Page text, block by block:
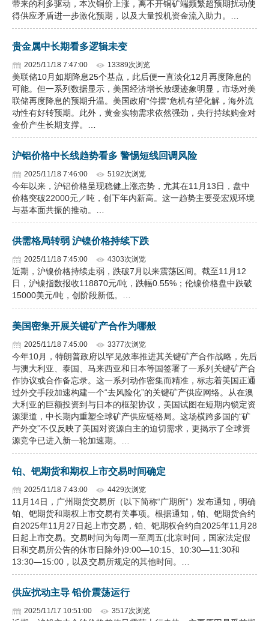
带来的利多驱动，本次铜价上涨，离不开铜矿端频繁超预期扰动使
得供应矛盾进一步激化预期，以及大量投机资金流入助力。…
贵金属中长期看多逻辑未变
2025/11/18 7:47:00 13389次浏览
美联储10月如期降息25个基点，此后便一直淡化12月再度降息的
可能。但一系列数据显示，美国经济增长放缓迹象明显，市场对美
联储再度降息的预期升温。美国政府“停摆”危机有望化解，海外流
动性有好转预期。此外，黄金实物需求依然强劲，央行持续购金对
金价产生长期支撑。…
沪铝价格中长线趋势看多 警惕短线回调风险
2025/11/18 7:46:00 5192次浏览
今年以来，沪铝价格呈现稳健上涨态势，尤其在11月13日，盘中
价格突破22000元／吨，创下年内新高。这一趋势主要受宏观环境
与基本面共振的推动。…
供需格局转弱 沪镍价格持续下跌
2025/11/18 7:45:00 4303次浏览
近期，沪镍价格持续走弱，跌破7月以来震荡区间。截至11月12
日，沪镍指数报收118870元/吨，跌幅0.55%；伦镍价格盘中跌破
15000美元/吨，创阶段新低。…
美国密集开展关键矿产合作为哪般
2025/11/18 7:45:00 3377次浏览
今年10月，特朗普政府以罕见效率推进其关键矿产合作战略，先后
与澳大利亚、泰国、马来西亚和日本等国签署了一系列关键矿产合
作协议或合作备忘录。这一系列动作密集而精准，标志着美国正通
过外交手段加速构建一个“去风险化”的关键矿产供应网络。从在澳
大利亚的巨额投资到与日本的框架协议，美国试图在短期内锁定资
源渠道，中长期内重塑全球矿产供应链格局。这场横跨多国的“矿
产外交”不仅反映了美国对资源自主的迫切需求，更揭示了全球资
源竞争已进入新一轮加速期。…
铂、钯期货和期权上市交易时间确定
2025/11/18 7:43:00 4429次浏览
11月14日，广州期货交易所（以下简称“广期所”）发布通知，明确
铂、钯期货和期权上市交易有关事项。根据通知，铂、钯期货合约
自2025年11月27日起上市交易，铂、钯期权合约自2025年11月28
日起上市交易。交易时间为每周一至周五(北京时间，国家法定假
日和交易所公告的休市日除外)9:00—10:15、10:30—11:30和
13:30—15:00，以及交易所规定的其他时间。…
供应扰动主导 铅价震荡运行
2025/11/17 10:51:00 3517次浏览